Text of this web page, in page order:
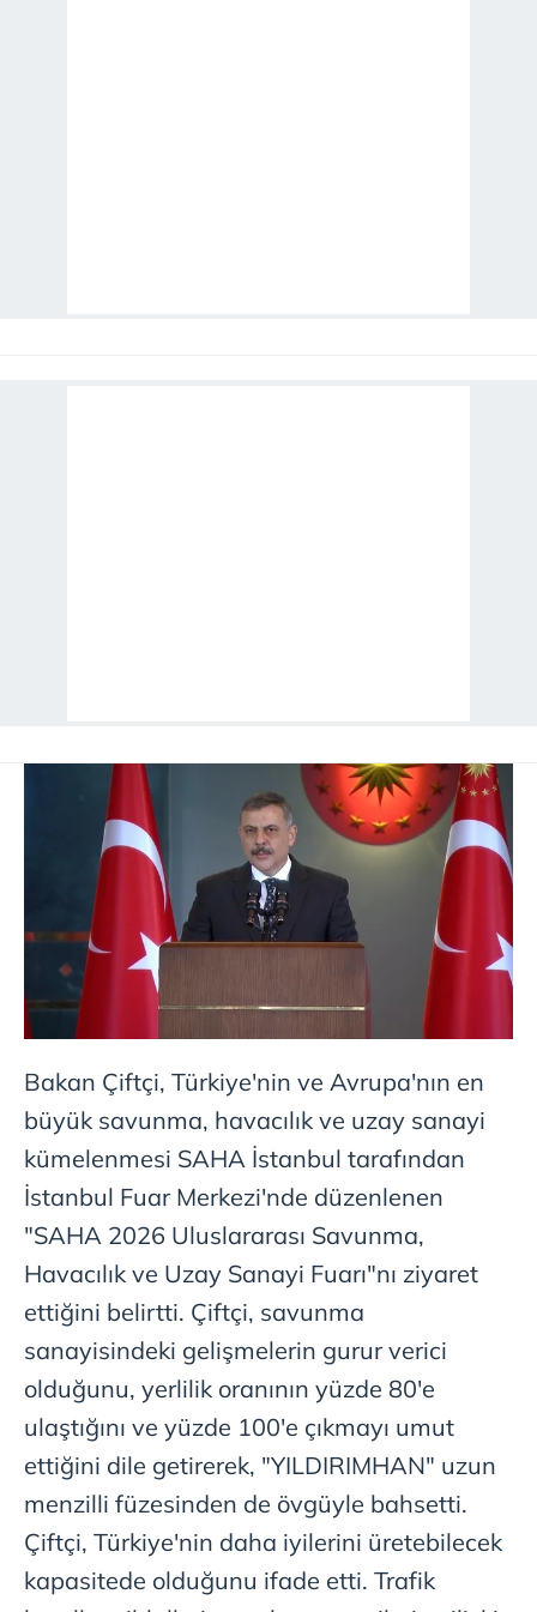
Bakan Çiftçi, Türkiye'nin ve Avrupa'nın en
büyük savunma, havacılık ve uzay sanayi
kümelenmesi SAHA İstanbul tarafından
İstanbul Fuar Merkezi'nde düzenlenen
"SAHA 2026 Uluslararası Savunma,
Havacılık ve Uzay Sanayi Fuarı"nı ziyaret
ettiğini belirtti. Çiftçi, savunma
sanayisindeki gelişmelerin gurur verici
olduğunu, yerlilik oranının yüzde 80'e
ulaştığını ve yüzde 100'e çıkmayı umut
ettiğini dile getirerek, "YILDIRIMHAN" uzun
menzilli füzesinden de övgüyle bahsetti.
Çiftçi, Türkiye'nin daha iyilerini üretebilecek
kapasitede olduğunu ifade etti. Trafik